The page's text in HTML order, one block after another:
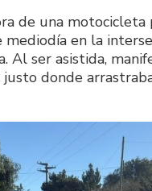
de una motocicleta
mediodía en la
Al ser asistida,
donde